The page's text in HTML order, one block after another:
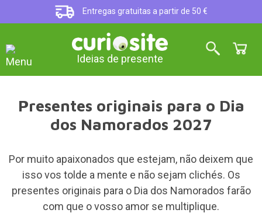
Entregas gratuitas a partir de 50 €
Ideias de presente
Presentes originais para o Dia
dos Namorados 2027
Por muito apaixonados que estejam, não deixem que
isso vos tolde a mente e não sejam clichés. Os
presentes originais para o Dia dos Namorados farão
com que o vosso amor se multiplique.